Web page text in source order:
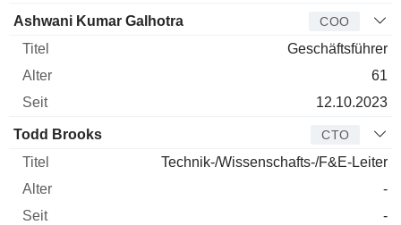
Ashwani Kumar Galhotra COO
Geschäftsführer
61
12.10.2023
Todd Brooks CTO
Technik-/Wissenschafts-/F&E-Leiter
-
-